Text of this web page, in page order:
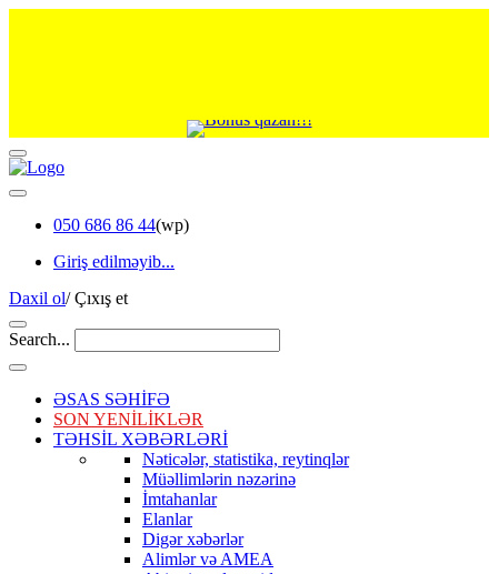
050 686 86 44(wp)
Giriş edilməyib...
Daxil ol/Çıxış et
Search...
ƏSAS SƏHİFƏ
SON YENİLİKLƏR
TƏHSİL XƏBƏRLƏRİ
Nəticələr, statistika, reytinqlər
Müəllimlərin nəzərinə
İmtahanlar
Elanlar
Digər xəbərlər
Alimlər və AMEA